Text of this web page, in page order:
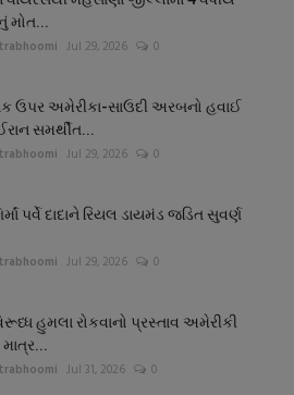
મોત...
Jul 29, 2026 0
ઉપર અમેરીકા-સાઉદી અરબનો હવાઈ
સમર્થીત...
Jul 29, 2026 0
પર્વે દાદાને રિયલ ડાયમંડ જડિત સુવર્ણ
Jul 29, 2026 0
હુમલા રોકવાનો પ્રસ્તાવ અમેરીકી
Jul 31, 2026 0